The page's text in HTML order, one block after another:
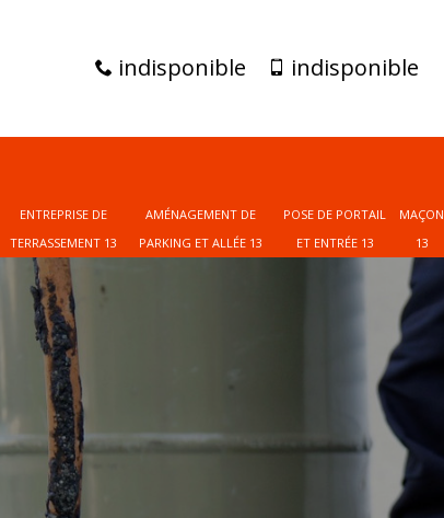
indisponible indisponible
ENTREPRISE DE
TERRASSEMENT 13
AMÉNAGEMENT DE
PARKING ET ALLÉE 13
POSE DE PORTAIL
ET ENTRÉE 13
MAÇON
13